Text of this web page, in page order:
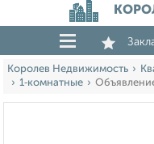
Королев Недвижимость
1‑комнатные